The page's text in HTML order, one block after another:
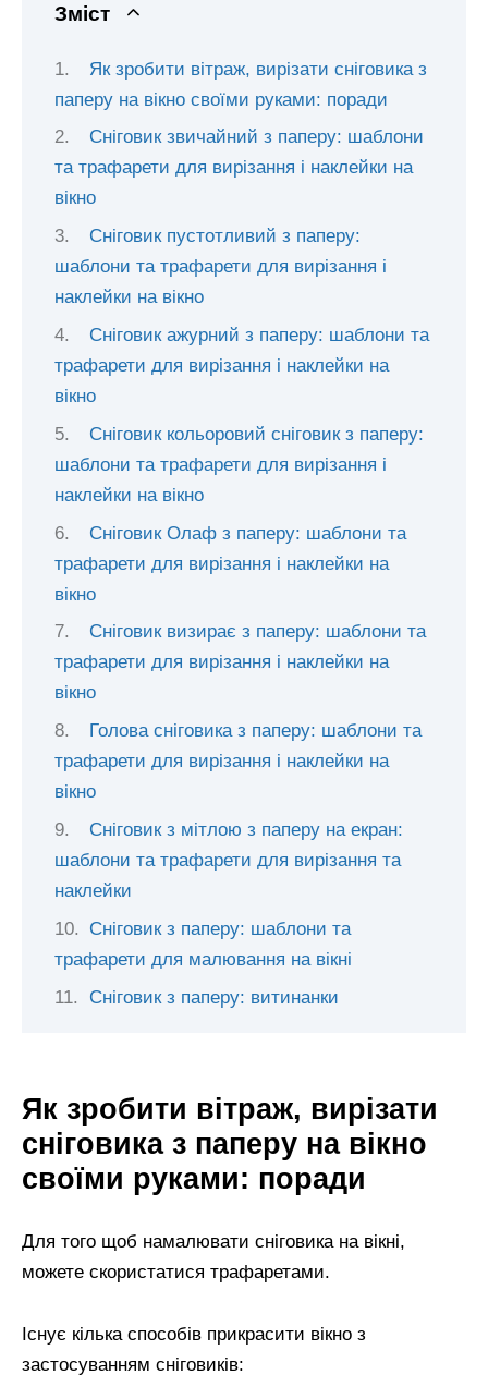
Зміст
Як зробити вітраж, вирізати сніговика з
паперу на вікно своїми руками: поради
Сніговик звичайний з паперу: шаблони
та трафарети для вирізання і наклейки на
вікно
Сніговик пустотливий з паперу:
шаблони та трафарети для вирізання і
наклейки на вікно
Сніговик ажурний з паперу: шаблони та
трафарети для вирізання і наклейки на
вікно
Сніговик кольоровий сніговик з паперу:
шаблони та трафарети для вирізання і
наклейки на вікно
Сніговик Олаф з паперу: шаблони та
трафарети для вирізання і наклейки на
вікно
Сніговик визирає з паперу: шаблони та
трафарети для вирізання і наклейки на
вікно
Голова сніговика з паперу: шаблони та
трафарети для вирізання і наклейки на
вікно
Сніговик з мітлою з паперу на екран:
шаблони та трафарети для вирізання та
наклейки
Сніговик з паперу: шаблони та
трафарети для малювання на вікні
Сніговик з паперу: витинанки
Як зробити вітраж, вирізати
сніговика з паперу на вікно
своїми руками: поради
Для того щоб намалювати сніговика на вікні,
можете скористатися трафаретами.
Існує кілька способів прикрасити вікно з
застосуванням сніговиків: